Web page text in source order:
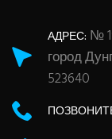
АДРЕС: №
город
523640